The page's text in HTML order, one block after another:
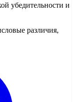
убедительности и
различия,